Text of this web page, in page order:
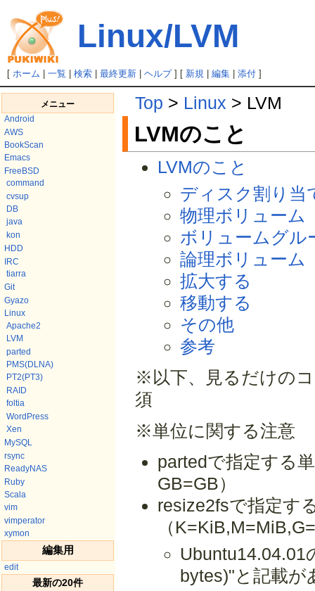
Linux/LVM
[ ホーム 一覧 検索| 最終更新| ヘルプ] [ 新規| 編集| 添付]
メニュー
Android
AWS
BookScan
Emacs
FreeBSD
command
cvsup
DB
java
kon
HDD
IRC
tiarra
Git
Gyazo
Linux
Apache2
LVM
parted
PMS(DLNA)
PT2(PT3)
RAID
foltia
WordPress
Xen
MySQL
rsync
ReadyNAS
Ruby
Scala
vim
vimperator
xymon
編集用
edit
最新の20件
Top > Linux > LVM
LVMのこと
LVMのこと
ディスク割り当
物理ボリューム
ボリュームグル
論理ボリューム
拡大する
移動する
その他
参考
※以下、見るだけの
須
※単位に関する注意
partedで指定する
GB=GB）
resize2fsで指定す
（
Ubuntu14.04.01
bytes)"と記載が